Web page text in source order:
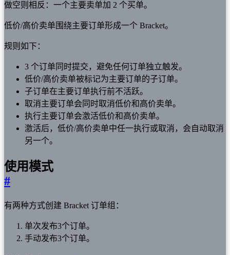
做空则相反：一个主要卖单加 2 个买单。
低价/高价卖单围绕主要订单形成一个 Bracket。
规则如下：
3 个订单同时提交，避免任何订单独立触发。
低价/高价卖单被标记为主要订单的子订单。
子订单在主要订单执行前不活跃。
取消主要订单会同时取消低价和高价卖单。
执行主要订单会激活低价和高价卖单。
激活后，低价/高价卖单中任一执行或取消，会自动取消
另一个。
使用模式
#
有两种方式创建 Bracket 订单组：
单次发布3个订单。
手动发布3个订单。